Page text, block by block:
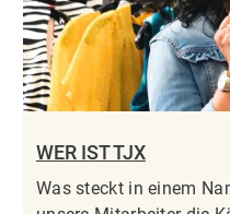
WER IST TJX
Was steckt in einem